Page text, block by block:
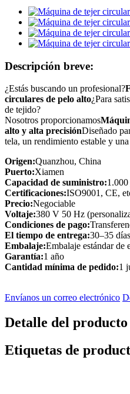
Descripción breve:
¿Estás buscando un profesional?
circulares de pelo alto¿Para
de tejido?
Nosotros proporcionamos
alto y alta precisiónDiseñado
tela, un rendimiento estable y
Origen:Quanzhou, China
Puerto:Xiamen
Capacidad de suministro:
Certificaciones:ISO9001, CE,
Precio:Negociable
Voltaje:380 V 50 Hz
Condiciones de pago:
El tiempo de entrega:30–35 días
Embalaje:Embalaje estándar de
Garantía:1 año
Cantidad mínima de pedido:1
Envíanos un correo electrónico
Detalle del producto
Etiquetas de